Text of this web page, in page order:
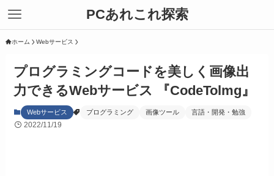
PCあれこれ探索
ホーム Webサービス
プログラミングコードを美しく画像出
力できるWebサービス 『CodeTolmg』
Webサービス プログラミング 画像ツール 言語・開発・勉強
2022/11/19